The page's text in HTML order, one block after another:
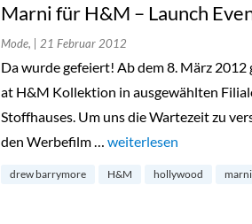
Marni für H&M – Launch
Mode, | 21 Februar 2012
Da wurde gefeiert! Ab dem 8. März
at H&M Kollektion in ausgewählten
Stoffhauses. Um uns die Wartezeit zu
den Werbefilm … „Marni für H&M –
weiterlesen
drew barrymore H&M hollywood marni